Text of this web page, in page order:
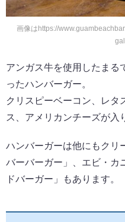
画像はhttps://
アンガス牛を使用したまる
ったハンバーガー。
クリスピーベーコン、レタ
ス、アメリカンチーズが入
ハンバーガーは他にもクリ
バーバーガー」、エビ・カ
ドバーガー」もあります。